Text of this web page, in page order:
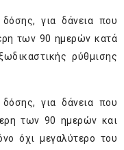
για δάνεια που
των 90 ημερών κατά
ρύθμισης
για δάνεια που
των 90 ημερών και
όχι μεγαλύτερο του